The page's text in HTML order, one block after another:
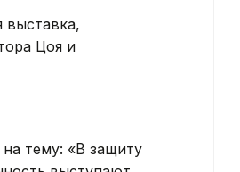
выставка,
Цоя и
на тему: «В защиту